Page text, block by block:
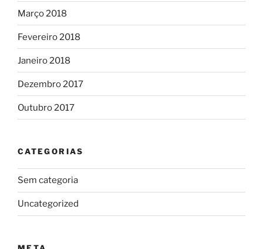
Março 2018
Fevereiro 2018
Janeiro 2018
Dezembro 2017
Outubro 2017
CATEGORIAS
Sem categoria
Uncategorized